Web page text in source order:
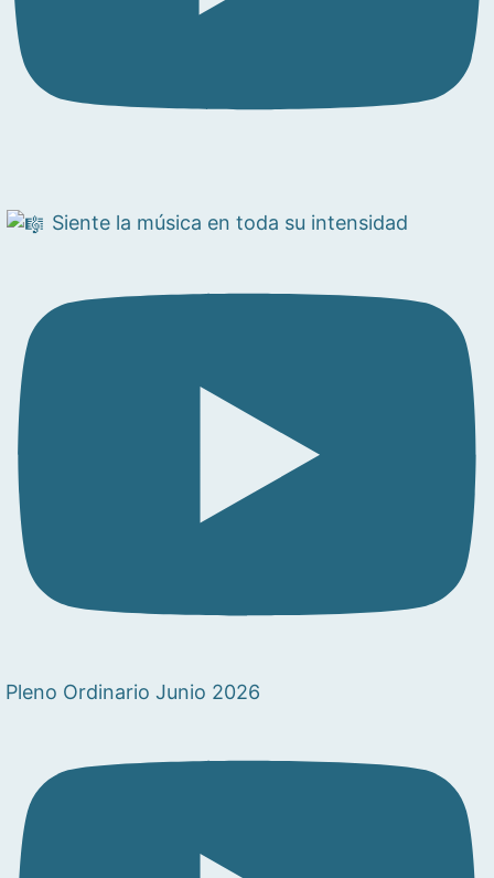
Siente la música en toda su intensidad
Pleno Ordinario Junio 2026